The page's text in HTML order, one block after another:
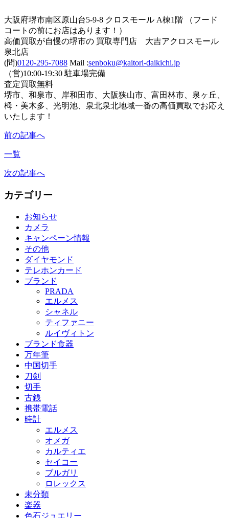
大阪府堺市南区原山台5-9-8 クロスモール A棟1階 （フード
コートの前にお店はあります！）
高価買取が自慢の堺市の 買取専門店 大吉アクロスモール
泉北店
(問)0120-295-7088 Mail :senboku@kaitori-daikichi.jp
（営)10:00-19:30 駐車場完備
査定買取無料
堺市、和泉市、岸和田市、大阪狭山市、富田林市、泉ヶ丘、
栂・美木多、光明池、泉北泉北地域一番の高価買取でお応え
いたします！
前の記事へ
一覧
次の記事へ
カテゴリー
お知らせ
カメラ
キャンペーン情報
その他
ダイヤモンド
テレホンカード
ブランド
PRADA
エルメス
シャネル
ティファニー
ルイヴィトン
ブランド食器
万年筆
中国切手
刀剣
切手
古銭
携帯電話
時計
エルメス
オメガ
カルティエ
セイコー
ブルガリ
ロレックス
未分類
楽器
色石ジュエリー